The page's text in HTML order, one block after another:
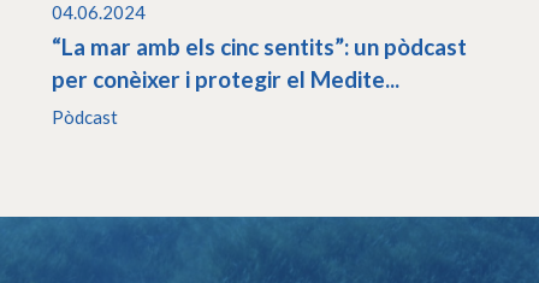
04.06.2024
“La mar amb els cinc sentits”: un pòdcast
per conèixer i protegir el Medite...
Pòdcast